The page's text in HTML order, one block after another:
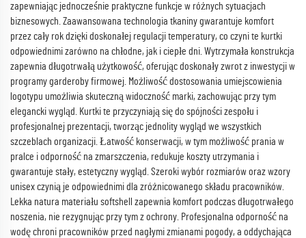
zapewniając jednocześnie praktyczne funkcje w różnych sytuacjach
biznesowych. Zaawansowana technologia tkaniny gwarantuje komfort
przez cały rok dzięki doskonałej regulacji temperatury, co czyni te kurtki
odpowiednimi zarówno na chłodne, jak i ciepłe dni. Wytrzymała konstrukcja
zapewnia długotrwałą użytkowość, oferując doskonały zwrot z inwestycji w
programy garderoby firmowej. Możliwość dostosowania umiejscowienia
logotypu umożliwia skuteczną widoczność marki, zachowując przy tym
elegancki wygląd. Kurtki te przyczyniają się do spójności zespołu i
profesjonalnej prezentacji, tworząc jednolity wygląd we wszystkich
szczeblach organizacji. Łatwość konserwacji, w tym możliwość prania w
pralce i odporność na zmarszczenia, redukuje koszty utrzymania i
gwarantuje stały, estetyczny wygląd. Szeroki wybór rozmiarów oraz wzory
unisex czynią je odpowiednimi dla zróżnicowanego składu pracowników.
Lekka natura materiału softshell zapewnia komfort podczas długotrwałego
noszenia, nie rezygnując przy tym z ochrony. Profesjonalna odporność na
wodę chroni pracowników przed nagłymi zmianami pogody, a oddychająca